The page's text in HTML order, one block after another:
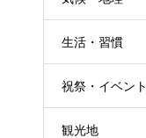
生活・習慣
祝祭・イベント
観光地